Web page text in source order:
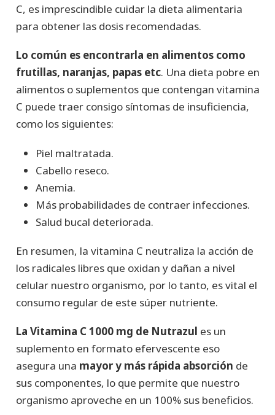
C, es imprescindible cuidar la dieta alimentaria
para obtener las dosis recomendadas.
Lo común es encontrarla en alimentos como
frutillas, naranjas, papas etc. Una dieta pobre en
alimentos o suplementos que contengan vitamina
C puede traer consigo síntomas de insuficiencia,
como los siguientes:
Piel maltratada.
Cabello reseco.
Anemia.
Más probabilidades de contraer infecciones.
Salud bucal deteriorada.
En resumen, la vitamina C neutraliza la acción de
los radicales libres que oxidan y dañan a nivel
celular nuestro organismo, por lo tanto, es vital el
consumo regular de este súper nutriente.
La Vitamina C 1000 mg de Nutrazul es un
suplemento en formato efervescente eso
asegura una mayor y más rápida absorción de
sus componentes, lo que permite que nuestro
organismo aproveche en un 100% sus beneficios.